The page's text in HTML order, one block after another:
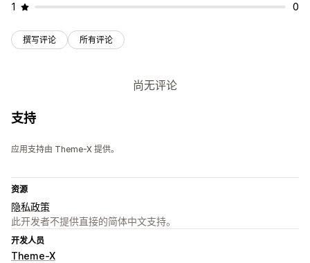
1
0
撰写评论 所有评论
尚无评论
支持
应用支持由 Theme-X 提供。
资源
隐私政策
此开发者不提供直接的简体中文支持。
开发人员
Theme-X